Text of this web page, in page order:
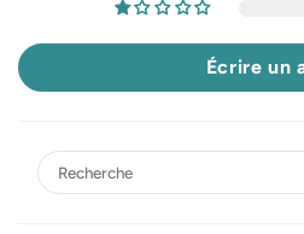
Écrire un